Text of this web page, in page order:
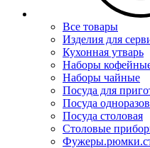
Все товары
Изделия для
Кухонная утварь
Наборы
Наборы чайные
Посуда для
Посуда
Посуда столовая
Столовые